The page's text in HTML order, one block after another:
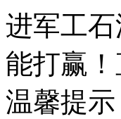
进军工
能打赢
温馨提